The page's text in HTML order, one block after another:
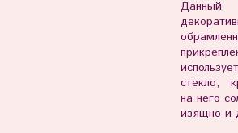
Данный
стекло,
на него
изящно и